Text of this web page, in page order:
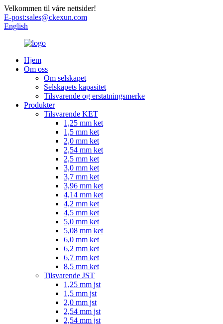
Velkommen til våre nettsider!
E-post:sales@ckexun.com
English
Hjem
Om oss
Om selskapet
Selskapets kapasitet
Tilsvarende og erstatningsmerke
Produkter
Tilsvarende KET
1,25 mm ket
1,5 mm ket
2,0 mm ket
2,54 mm ket
2,5 mm ket
3,0 mm ket
3,7 mm ket
3,96 mm ket
4,14 mm ket
4,2 mm ket
4,5 mm ket
5,0 mm ket
5,08 mm ket
6,0 mm ket
6,2 mm ket
6,7 mm ket
8,5 mm ket
Tilsvarende JST
1,25 mm jst
1,5 mm jst
2,0 mm jst
2,54 mm jst
2,54 mm jst